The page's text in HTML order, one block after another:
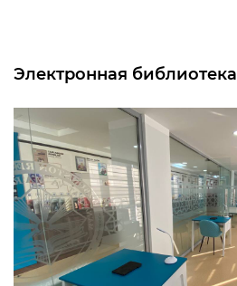
Электронная библиотека